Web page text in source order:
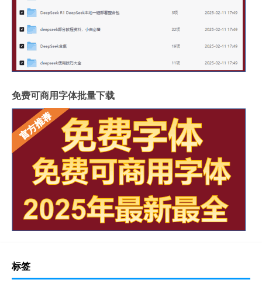
免费可商用字体批量下载
标签